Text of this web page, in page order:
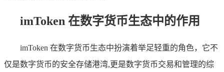
imToken 在数字货币生态中的作用
imToken 在数字货币生态中扮演着举足轻重的角色，它不
仅是数字货币的安全存储港湾,更是数字货币交易和管理的综